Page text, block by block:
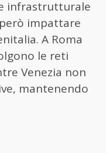
infrastrutturale
impattare
A Roma
le reti
Venezia non
mantenendo